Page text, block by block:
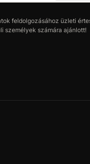
feldolgozásához üzleti
személyek számára ajánlott!